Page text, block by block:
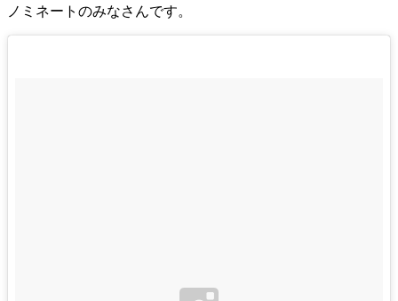
ノミネートのみなさんです。